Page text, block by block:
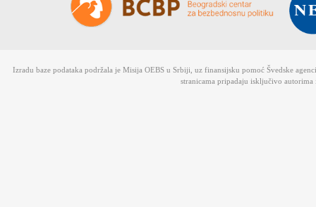
Izradu baze podataka podržala je Misija OEBS u Srbiji, uz finansijsku pomoć Švedske
stranicama pripadaju isključivo